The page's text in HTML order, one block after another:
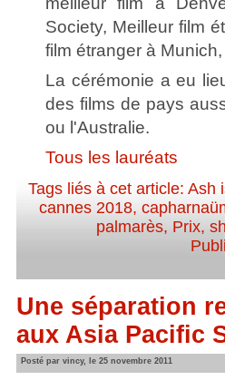
Society, Meilleur film
film étranger à
La cérémonie a eu
des films de pays
ou l'Australie.
Tous les lauréats
Tags liés à cet article:Ash
cannes 2018,
palmarès, Prix,
Une séparation
aux Asia Pacific
Posté par vincy, le 25 novembre 2011